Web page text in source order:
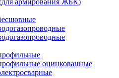
армирования ЖБК)
оцинкованные